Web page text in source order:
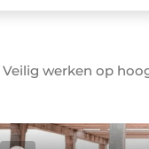
Bedrijven
Evenement
Meest gelezen
Veilig werken op